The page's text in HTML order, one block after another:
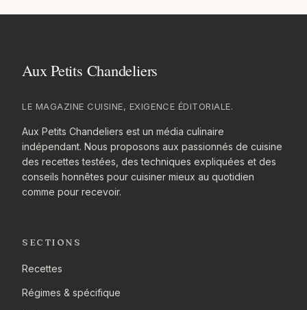
LE MAGAZINE CUISINE, EXIGENCE ÉDITORIALE.
Aux Petits Chandeliers est un média culinaire
indépendant. Nous proposons aux passionnés de cuisine
des recettes testées, des techniques expliquées et des
conseils honnêtes pour cuisiner mieux au quotidien
comme pour recevoir.
SECTIONS
Recettes
Régimes & spécifique